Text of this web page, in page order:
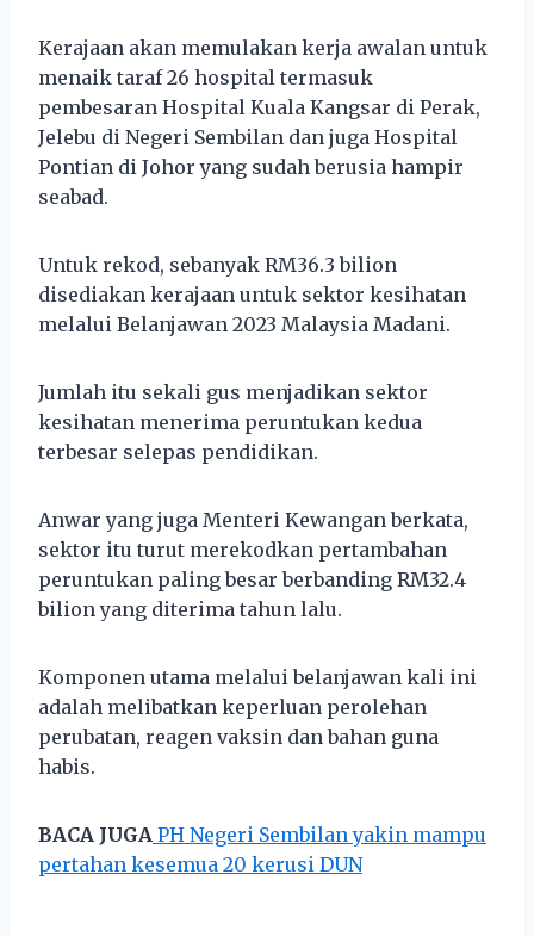
Kerajaan akan memulakan kerja awalan untuk
menaik taraf 26 hospital termasuk
pembesaran Hospital Kuala Kangsar di Perak,
Jelebu di Negeri Sembilan dan juga Hospital
Pontian di Johor yang sudah berusia hampir
seabad.
Untuk rekod, sebanyak RM36.3 bilion
disediakan kerajaan untuk sektor kesihatan
melalui Belanjawan 2023 Malaysia Madani.
Jumlah itu sekali gus menjadikan sektor
kesihatan menerima peruntukan kedua
terbesar selepas pendidikan.
Anwar yang juga Menteri Kewangan berkata,
sektor itu turut merekodkan pertambahan
peruntukan paling besar berbanding RM32.4
bilion yang diterima tahun lalu.
Komponen utama melalui belanjawan kali ini
adalah melibatkan keperluan perolehan
perubatan, reagen vaksin dan bahan guna
habis.
BACA JUGA PH Negeri Sembilan yakin mampu
pertahan kesemua 20 kerusi DUN